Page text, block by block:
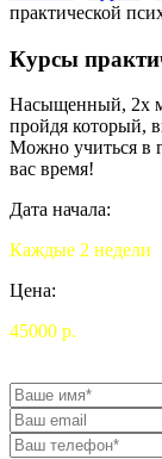
практической
Курсы
Насыщенный, 2х
пройдя который,
Можно учиться в
вас время!
Дата начала:
Каждые 2 недели
Цена:
45000 р.